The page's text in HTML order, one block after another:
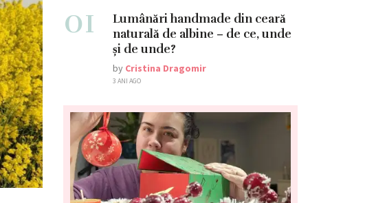
01
Lumânări handmade din ceară
naturală de albine – de ce, unde
și de unde?
by Cristina Dragomir
3 ANI AGO